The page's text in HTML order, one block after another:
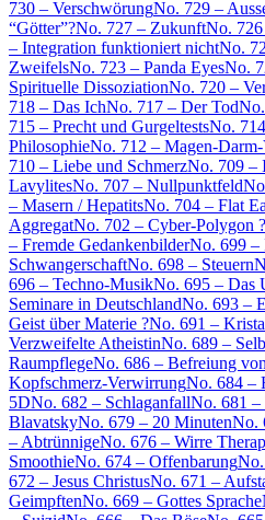
730 – VerschwörungNo. 729 –
“Götter”?No. 727 – ZukunftNo.
– Integration funktioniert nichtNo.
ZweifelsNo. 723 – Panda EyesNo.
Spirituelle DissoziationNo. 720 –
718 – Das IchNo. 717 – Der Tod
715 – Precht und GurgeltestsNo.
PhilosophieNo. 712 – Magen-
710 – Liebe und SchmerzNo. 709 –
LavylitesNo. 707 – Nullpunktfeld
– Masern / HepatitsNo. 704 – Flat
AggregatNo. 702 – Cyber-Polygon ?
– Fremde GedankenbilderNo. 699 –
SchwangerschaftNo. 698 – Steuern
696 – Techno-MusikNo. 695 – Das
Seminare in DeutschlandNo. 693 –
Geist über Materie ?No. 691 –
Verzweifelte AtheistinNo. 689 –
RaumpflegeNo. 686 – Befreiung
Kopfschmerz-VerwirrungNo. 684 –
5DNo. 682 – SchlaganfallNo. 681 –
BlavatskyNo. 679 – 20 MinutenNo.
– AbtrünnigeNo. 676 – Wirre
SmoothieNo. 674 – Offenbarung
672 – Jesus ChristusNo. 671 –
GeimpftenNo. 669 – Gottes Sprache